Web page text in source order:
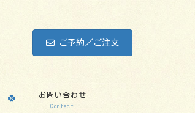
ご予約／ご注文
お問い合わせ
Contact